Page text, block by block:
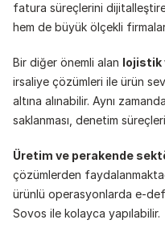
fatura süreçlerini
hem de büyük ölçekli
Bir diğer önemli alan lojistik
irsaliye çözümleri ile ürün
altına alınabilir. Aynı
saklanması, denetim
Üretim ve perakende
çözümlerden
ürünlü operasyonlarda e-
Sovos ile kolayca yapılabilir.